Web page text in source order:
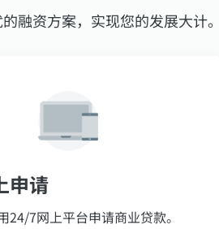
融资方案，实现您的发展大计。
申请
24/7网上平台申请商业贷款。